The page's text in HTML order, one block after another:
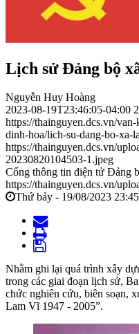
Lịch sử Đảng bộ
Nguyễn Huy Hoàng
2023-08-19T23:46:05-04:00
https://thainguyen.dcs.vn/
dinh-hoa/lich-su-dang-bo-xa-
https://thainguyen.dcs.vn/
20230820104503-1.jpeg
Cổng thông tin điện tử Đảng
https://thainguyen.dcs.vn/
Thứ bảy - 19/08/2023 23:45
Nhằm ghi lại quá trình xây
trong các giai đoạn lịch sử,
chức nghiên cứu, biên soạn,
Lam Vĩ 1947 - 2005”.